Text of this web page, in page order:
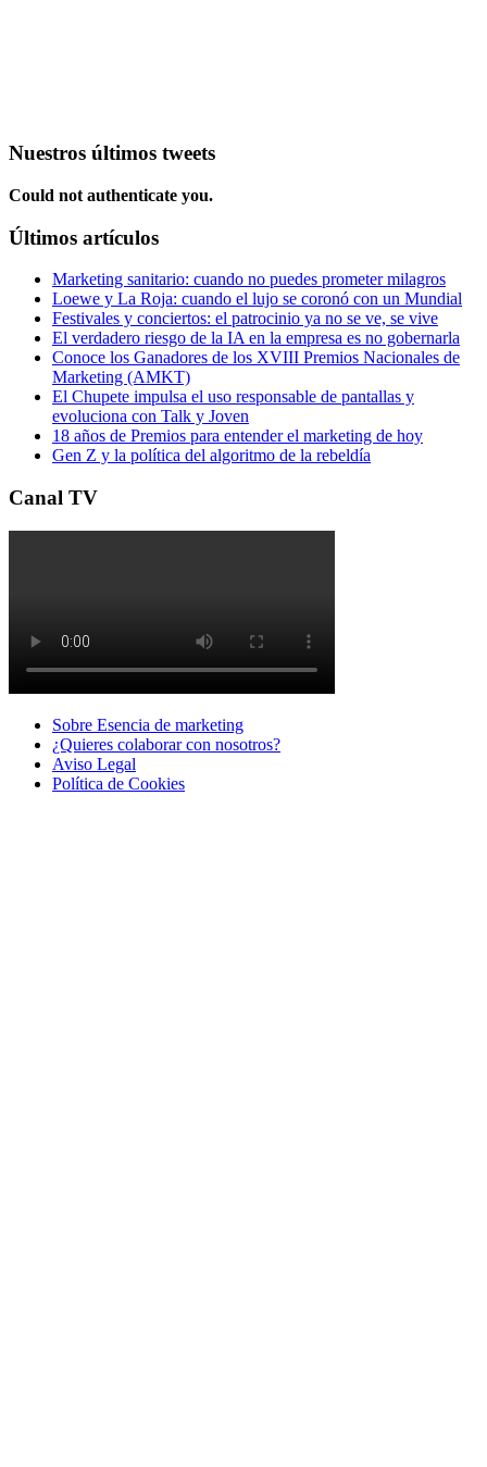
Nuestros últimos tweets
Could not authenticate you.
Últimos artículos
Marketing sanitario: cuando no puedes prometer milagros
Loewe y La Roja: cuando el lujo se coronó con un Mundial
Festivales y conciertos: el patrocinio ya no se ve, se vive
El verdadero riesgo de la IA en la empresa es no gobernarla
Conoce los Ganadores de los XVIII Premios Nacionales de
Marketing (AMKT)
El Chupete impulsa el uso responsable de pantallas y
evoluciona con Talk y Joven
18 años de Premios para entender el marketing de hoy
Gen Z y la política del algoritmo de la rebeldía
Canal TV
Sobre Esencia de marketing
¿Quieres colaborar con nosotros?
Aviso Legal
Polí­tica de Cookies